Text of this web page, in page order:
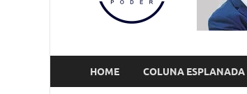
HOME COLUNA ESPLANADA